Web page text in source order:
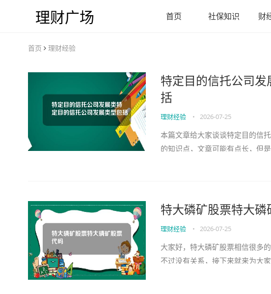
理财广场 首页 社保知识 财
首页 理财经验
特定目的信托公司
括
理财经验 • 2026-07-25
本篇文章给大家谈谈特定目的信
的知识点，文章可能有点长，但
特大磷矿股票特大磷
理财经验 • 2026-07-25
大家好，特大磷矿股票相信很多
不过没有关系，接下来就来为大